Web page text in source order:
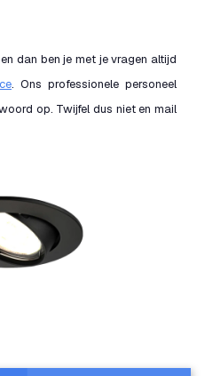
dan ben je met je vragen altijd
. Ons professionele personeel
op. Twijfel dus niet en mail